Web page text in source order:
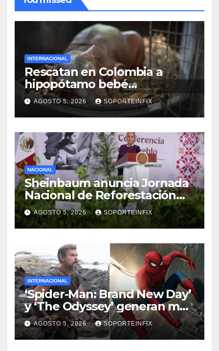
INTERNACIONAL
Rescatan en Colombia a
hipopótamo bebé
desnutrido, descendiente de
la colonia de Pablo Escobar
AGOSTO 5, 2026 SOPORTEINFIX
NACIONAL
Sheinbaum anuncia Jornada
Nacional de Reforestación
con meta de 6.6 millones de
plantas y árboles
AGOSTO 5, 2026 SOPORTEINFIX
INTERNACIONAL
‘Spider-Man: Brand New Day’
y ‘The Odyssey’ generan más
de 400 millones de dólares
en un fin de semana
histórico en EE. UU.
AGOSTO 5, 2026 SOPORTEINFIX